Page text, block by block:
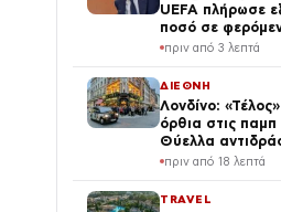
UEFA πλήρωσε
ποσό σε
προέδρου της
πριν από 3 λεπτά
ΔΙΕΘΝΗ
Λονδίνο:
όρθια στις
Θύελλα
νέο σχέδιο
πριν από 18 λεπτά
TRAVEL